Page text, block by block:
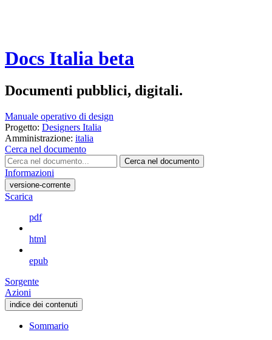
Docs Italia beta
Documenti pubblici, digitali.
Manuale operativo di design
Progetto: Designers Italia
Amministrazione: italia
Cerca nel documento
Cerca nel documento
Informazioni
versione-corrente
Scarica
pdf
html
epub
Sorgente
Azioni
indice dei contenuti
Sommario